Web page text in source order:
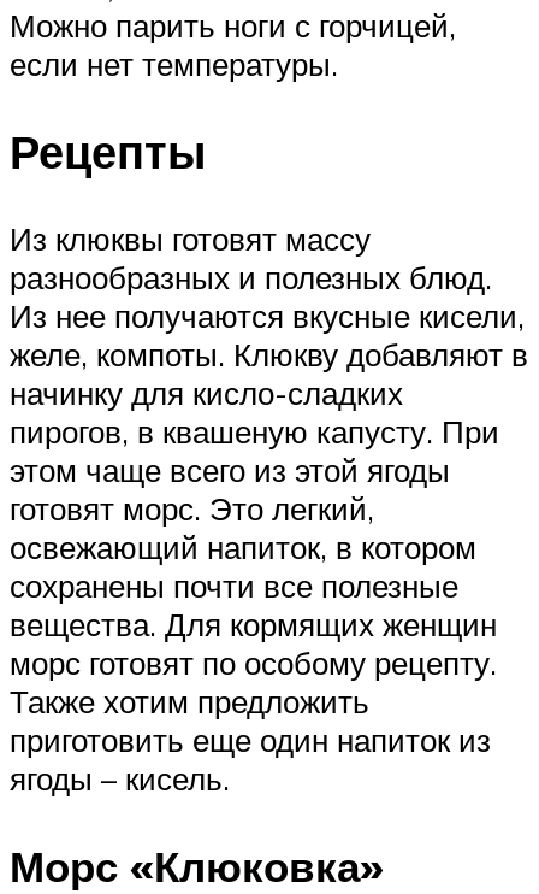
Можно парить ноги с горчицей,
если нет температуры.
Рецепты
Из клюквы готовят массу
разнообразных и полезных блюд.
Из нее получаются вкусные кисели,
желе, компоты. Клюкву добавляют в
начинку для кисло-сладких
пирогов, в квашеную капусту. При
этом чаще всего из этой ягоды
готовят морс. Это легкий,
освежающий напиток, в котором
сохранены почти все полезные
вещества. Для кормящих женщин
морс готовят по особому рецепту.
Также хотим предложить
приготовить еще один напиток из
ягоды – кисель.
Морс «Клюковка»